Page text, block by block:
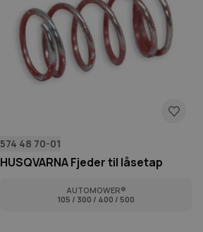
574 48 70-01
HUSQVARNA Fjeder til låsetap
AUTOMOWER®
105 / 300 / 400 / 500